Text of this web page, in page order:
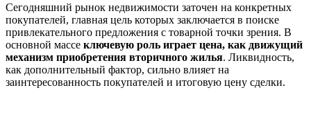
Сегодняшний рынок недвижимости заточен на конкретных
покупателей, главная цель которых заключается в поиске
привлекательного предложения с товарной точки зрения. В
основной массе ключевую роль играет цена, как движущий
механизм приобретения вторичного жилья. Ликвидность,
как дополнительный фактор, сильно влияет на
заинтересованность покупателей и итоговую цену сделки.